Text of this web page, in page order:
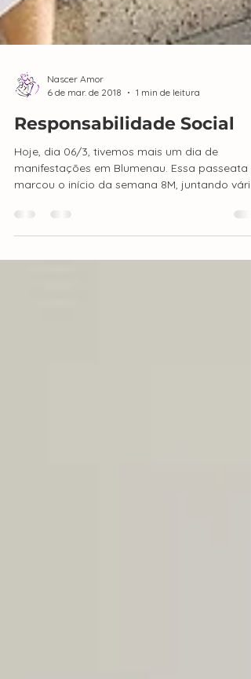
Nascer Amor
6 de mar. de 2018
1 min de leitura
Responsabilidade Social
Hoje, dia 06/3, tivemos mais um dia de
marcou o início da semana 8M, juntando
temáticas...